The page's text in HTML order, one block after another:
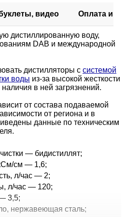
видео Оплата и
дистиллированную воду,
DAB и международной
дистилляторы с системой
воды из-за высокой жесткости
в ней загрязнений.
от состава подаваемой
от региона и в
данные по техническим
— бидистиллят;
см — 1,6;
л/час — 2;
л/час — 120;
3,5;
нержавеющая сталь;